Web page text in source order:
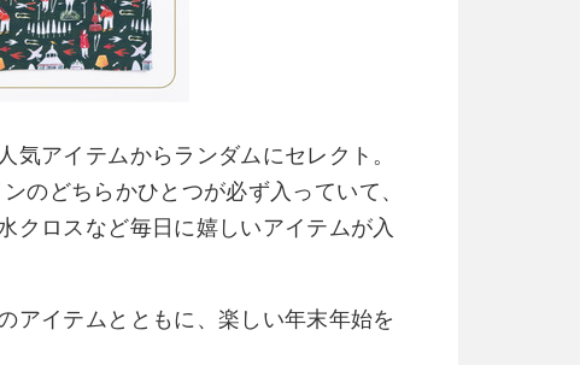
気アイテムからランダムにセレクト。
のどちらかひとつが必ず入っていて、
クロスなど毎日に嬉しいアイテムが入
アイテムとともに、楽しい年末年始を